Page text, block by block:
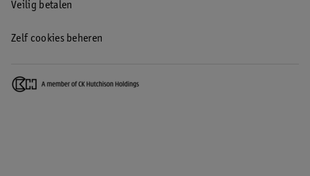
Veilig betalen
Zelf cookies beheren